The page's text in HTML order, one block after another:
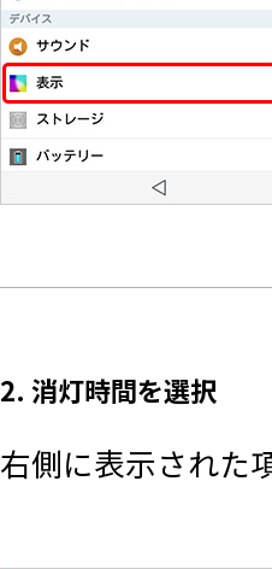
2. 消灯時間を選択
右側に表示された